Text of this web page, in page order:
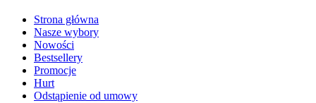
Strona główna
Nasze wybory
Nowości
Bestsellery
Promocje
Hurt
Odstąpienie od umowy